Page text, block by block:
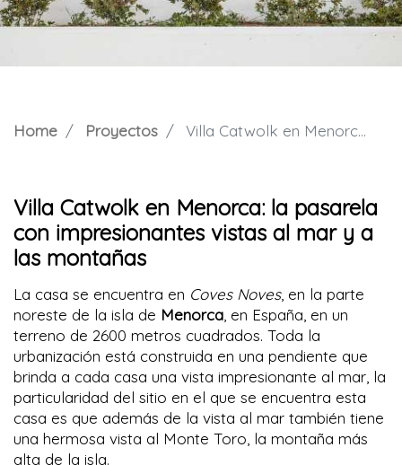
Home Proyectos Villa Catwolk en Menorca: la pasarela con impresionantes vistas al mar y a las montañas
Villa Catwolk en Menorca: la pasarela
con impresionantes vistas al mar y a
las montañas
La casa se encuentra en Coves Noves, en la parte
noreste de la isla de Menorca , en España, en un
terreno de 2600 metros cuadrados. Toda la
urbanización está construida en una pendiente que
brinda a cada casa una vista impresionante al mar, la
particularidad del sitio en el que se encuentra esta
casa es que además de la vista al mar también tiene
una hermosa vista al Monte Toro, la montaña más
alta de la isla.